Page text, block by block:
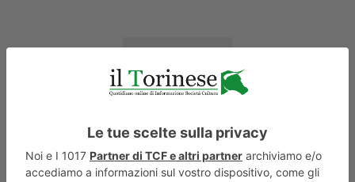
Lo scrigno di Angela